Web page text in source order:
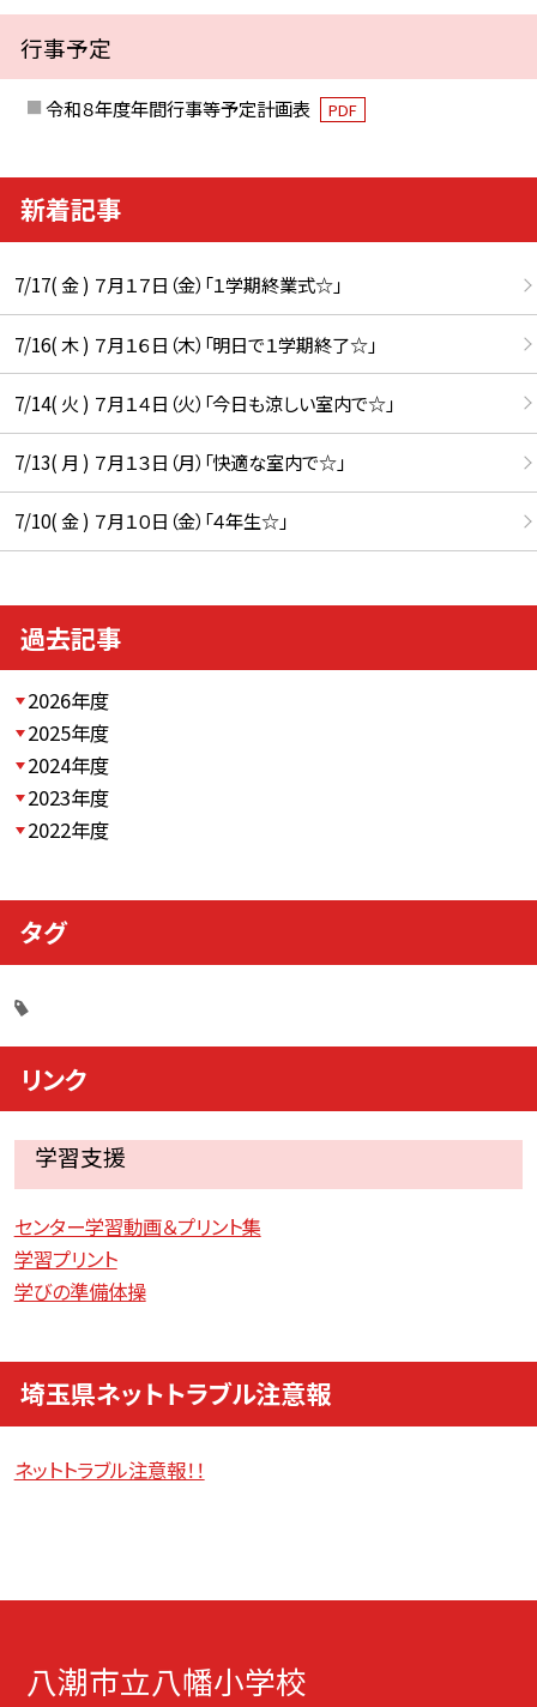
行事予定
令和８年度年間行事等予定計画表 PDF
新着記事
7/17( 金 ) ７月１７日（金）「１学期終業式☆」
7/16( 木 ) ７月１６日（木）「明日で１学期終了☆」
7/14( 火 ) ７月１４日（火）「今日も涼しい室内で☆」
7/13( 月 ) ７月１３日（月）「快適な室内で☆」
7/10( 金 ) ７月１０日（金）「４年生☆」
過去記事
2026年度
2025年度
2024年度
2023年度
2022年度
タグ
リンク
学習支援
センター学習動画＆プリント集
学習プリント
学びの準備体操
埼玉県ネットトラブル注意報
ネットトラブル注意報！！
八潮市立八幡小学校